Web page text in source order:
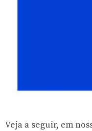
Veja a seguir, em